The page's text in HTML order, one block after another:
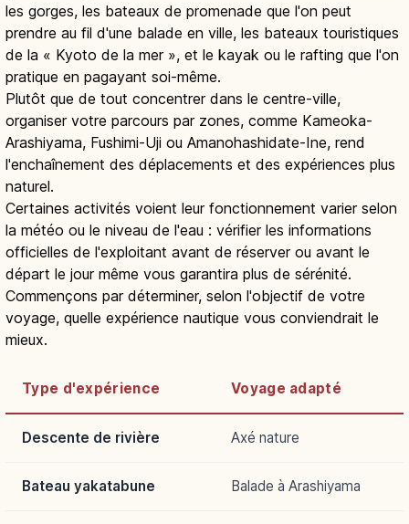
les gorges, les bateaux de promenade que l'on peut
prendre au fil d'une balade en ville, les bateaux touristiques
de la « Kyoto de la mer », et le kayak ou le rafting que l'on
pratique en pagayant soi-même.
Plutôt que de tout concentrer dans le centre-ville,
organiser votre parcours par zones, comme Kameoka-
Arashiyama, Fushimi-Uji ou Amanohashidate-Ine, rend
l'enchaînement des déplacements et des expériences plus
naturel.
Certaines activités voient leur fonctionnement varier selon
la météo ou le niveau de l'eau : vérifier les informations
officielles de l'exploitant avant de réserver ou avant le
départ le jour même vous garantira plus de sérénité.
Commençons par déterminer, selon l'objectif de votre
voyage, quelle expérience nautique vous conviendrait le
mieux.
Type d'expérience Voyage adapté
Descente de rivière Axé nature
Bateau yakatabune Balade à Arashiyama